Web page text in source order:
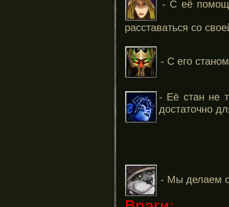
- С её
расставаться со
- С его
- Её стан не
достаточно
- Мы делаем